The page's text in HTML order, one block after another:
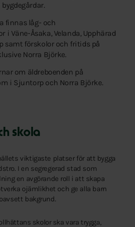
finnas låg- och
i Väne-Åsaka, Velanda, Upphärad
samt förskolor och fritids på
Norra Björke.
om äldreboenden på
i Sjuntorp och Norra Björke.
skola
viktigaste platser för att bygga
I en segregerad stad som
en avgörande roll i att skapa
ojämlikhet och ge alla barn
bakgrund.
skolor ska vara trygga,